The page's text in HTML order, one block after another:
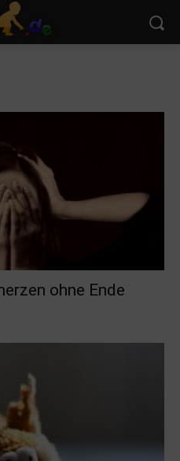
ohne Ende